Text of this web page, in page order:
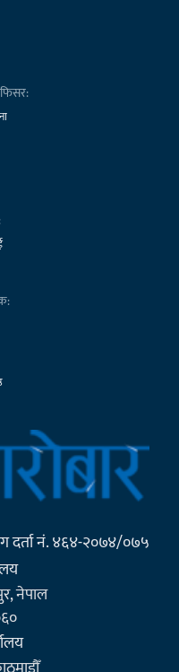
दर्ता नं. ४६४-२०७४/०७५
नेपाल